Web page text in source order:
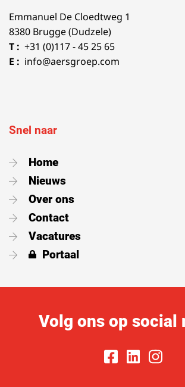
Emmanuel De Cloedtweg 1
8380 Brugge (Dudzele)
T : +31 (0)117 - 45 25 65
E : info@aersgroep.com
Snel naar
Home
Nieuws
Over ons
Contact
Vacatures
Portaal
Volg ons op social